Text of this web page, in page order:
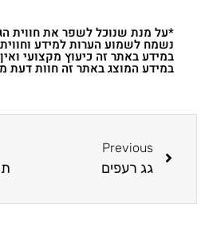
*על מנת שנוכל לשפר את חווית
נשמח לשמוע הערות למידע
במידע באתר זה כיעוץ מקצועי
במידע המוצג באתר זה חוות דעת
Previous
גג רעפים